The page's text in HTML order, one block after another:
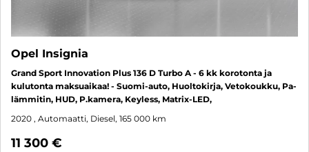
Opel Insignia
Grand Sport Innovation Plus 136 D Turbo A - 6 kk korotonta ja
kulutonta maksuaikaa! - Suomi-auto, Huoltokirja, Vetokoukku, Pa-
lämmitin, HUD, P.kamera, Keyless, Matrix-LED,
2020 , Automaatti, Diesel, 165 000 km
11 300 €